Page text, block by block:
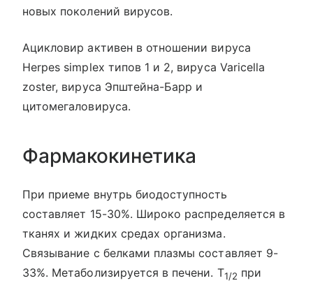
новых поколений вирусов.
Ацикловир активен в отношении вируса
Herpes simplex типов 1 и 2, вируса Varicella
zoster, вируса Эпштейна-Барр и
цитомегаловируса.
Фармакокинетика
При приеме внутрь биодоступность
составляет 15-30%. Широко распределяется в
тканях и жидких средах организма.
Связывание с белками плазмы составляет 9-
33%. Метаболизируется в печени. T1/2 при